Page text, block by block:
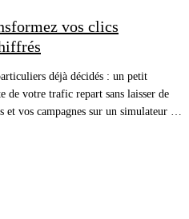
vos clics
déjà décidés : un petit
de votre trafic repart sans laisser de
vos campagnes sur un simulateur de
dans votre CRM avec un